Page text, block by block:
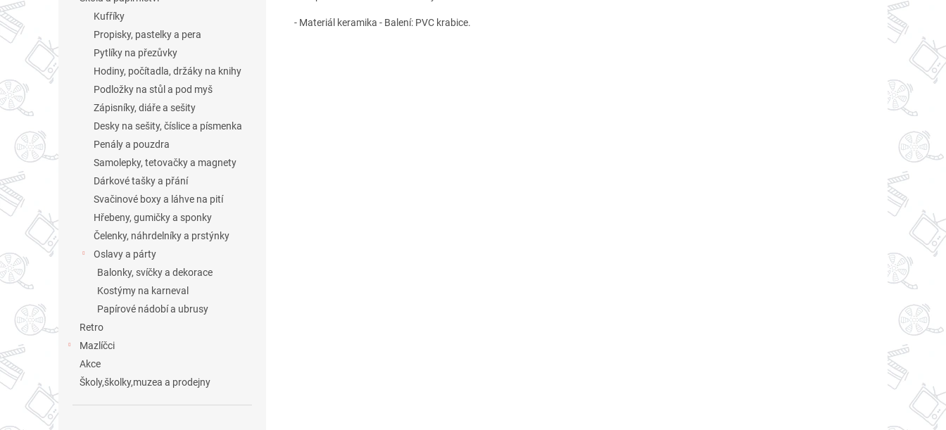
Kufříky
Propisky, pastelky a pera
Pytlíky na přezůvky
Hodiny, počítadla, držáky na knihy
Podložky na stůl a pod myš
Zápisníky, diáře a sešity
Desky na sešity, číslice a písmenka
Penály a pouzdra
Samolepky, tetovačky a magnety
Dárkové tašky a přání
Svačinové boxy a láhve na pití
Hřebeny, gumičky a sponky
Čelenky, náhrdelníky a prstýnky
Oslavy a párty
Balonky, svíčky a dekorace
Kostýmy na karneval
Papírové nádobí a ubrusy
Retro
Mazlíčci
Akce
Školy,školky,muzea a prodejny
- Materiál keramika - Balení: PVC krabice.